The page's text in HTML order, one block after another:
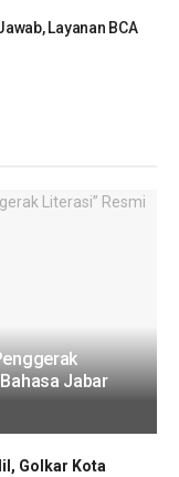
Layanan BCA
Jabar
Golkar Kota